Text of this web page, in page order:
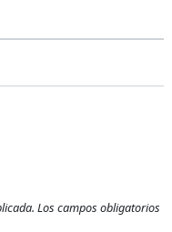
Los campos obligatorios